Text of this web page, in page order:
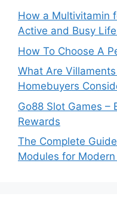
How a Multivitamin
Active and Busy
How To Choose A
What Are
Homebuyers
Go88 Slot Games –
Rewards
The Complete
Modules for